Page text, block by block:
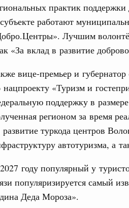
практик
работают
Лучшим
«За вклад в развитие
вице-премьер и
нацпроекту «Туризм и
поддержку в
регионом за время
развитие туркода центров
автотуризма, а
году популярный у
популяризируется самый
Деда Мороза».
15 объектов
и обновили
кредитам
сельских территорий
Синхронизация
сельских
городов. Городская среда
«Единый заказчик»
более
ситуации и ликвидация их